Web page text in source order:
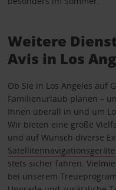
Weitere
Avis in Los
Ob Sie in Los Angeles auf
Familienurlaub planen –
Ihnen überall in und um
Wir bieten eine große
und auf Wunsch diverse
Satellitennavigationsgeräte
stets sicher fahren.
bei unserem